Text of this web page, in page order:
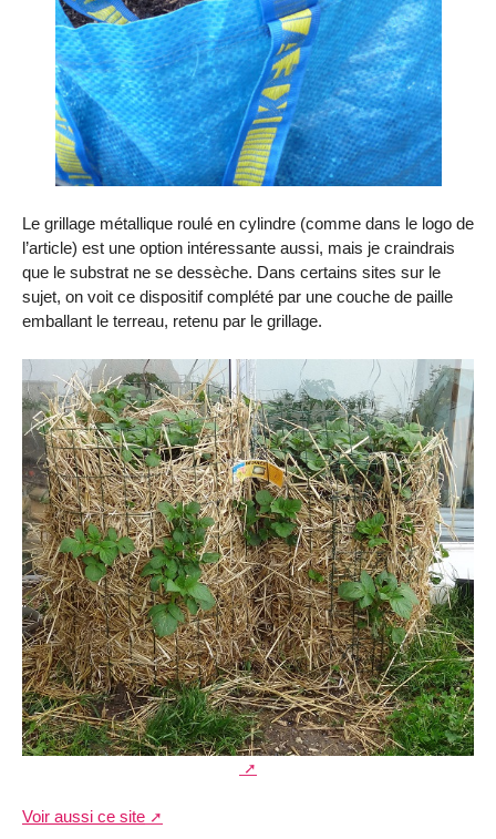
Le grillage métallique roulé en cylindre (comme dans le logo de
l’article) est une option intéressante aussi, mais je craindrais
que le substrat ne se dessèche. Dans certains sites sur le
sujet, on voit ce dispositif complété par une couche de paille
emballant le terreau, retenu par le grillage.
Voir aussi ce site